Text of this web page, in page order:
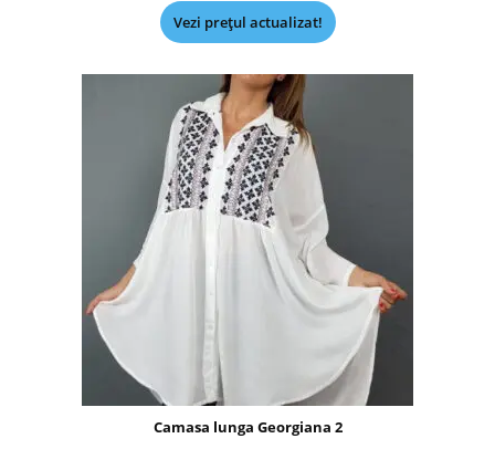
Vezi prețul actualizat!
Camasa lunga Georgiana 2